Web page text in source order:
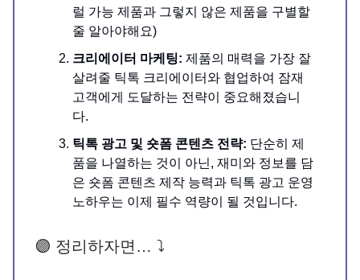
럴 가능 제품과 그렇지 않은 제품을 구별할
줄 알아야해요)
크리에이터 마케팅: 제품의 매력을 가장 잘
살려줄 틱톡 크리에이터와 협업하여 잠재
고객에게 도달하는 전략이 중요해졌습니
다.
틱톡 광고 및 숏폼 콘텐츠 전략: 단순히 제
품을 나열하는 것이 아닌, 재미와 정보를 담
은 숏폼 콘텐츠 제작 능력과 틱톡 광고 운영
노하우는 이제 필수 역량이 될 것입니다.
🟣 정리하자면… ⤵️